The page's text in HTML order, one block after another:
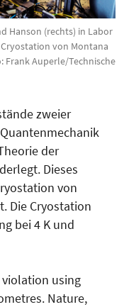
Hanson (rechts) in Labor
von Montana
Frank Auperle/Technische
zweier
der
Dieses
von
Die Cryo­station
bei 4 K und
using
Nature,